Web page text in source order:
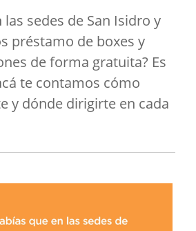
las sedes de San Isidro y
préstamo de boxes y
de forma gratuita? Es
te contamos cómo
y dónde dirigirte en cada